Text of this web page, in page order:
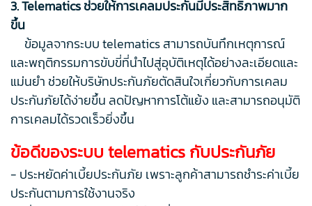
3. Telematics ช่วยให้การเคลมประกันมีประสิทธิภาพมาก
ขึ้น
ข้อมูลจากระบบ telematics สามารถบันทึกเหตุการณ์
และพฤติกรรมการขับขี่ที่นำไปสู่อุบัติเหตุได้อย่างละเอียดและ
แม่นยำ ช่วยให้บริษัทประกันภัยตัดสินใจเกี่ยวกับการเคลม
ประกันภัยได้ง่ายขึ้น ลดปัญหาการโต้แย้ง และสามารถอนุมัติ
การเคลมได้รวดเร็วยิ่งขึ้น
ข้อดีของระบบ telematics กับประกันภัย
- ประหยัดค่าเบี้ยประกันภัย เพราะลูกค้าสามารถชำระค่าเบี้ย
ประกันตามการใช้งานจริง